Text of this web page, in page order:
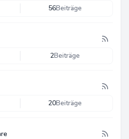
56Beiträge
2Beiträge
20Beiträge